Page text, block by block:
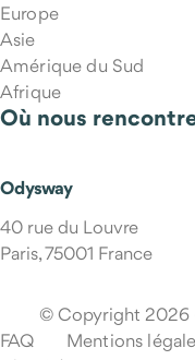
Europe
Asie
Amérique du Sud
Afrique
Où nous
Odysway
40 rue du Louvre
Paris, 75001 France
© Copyright 2026 -
FAQ
Mentions